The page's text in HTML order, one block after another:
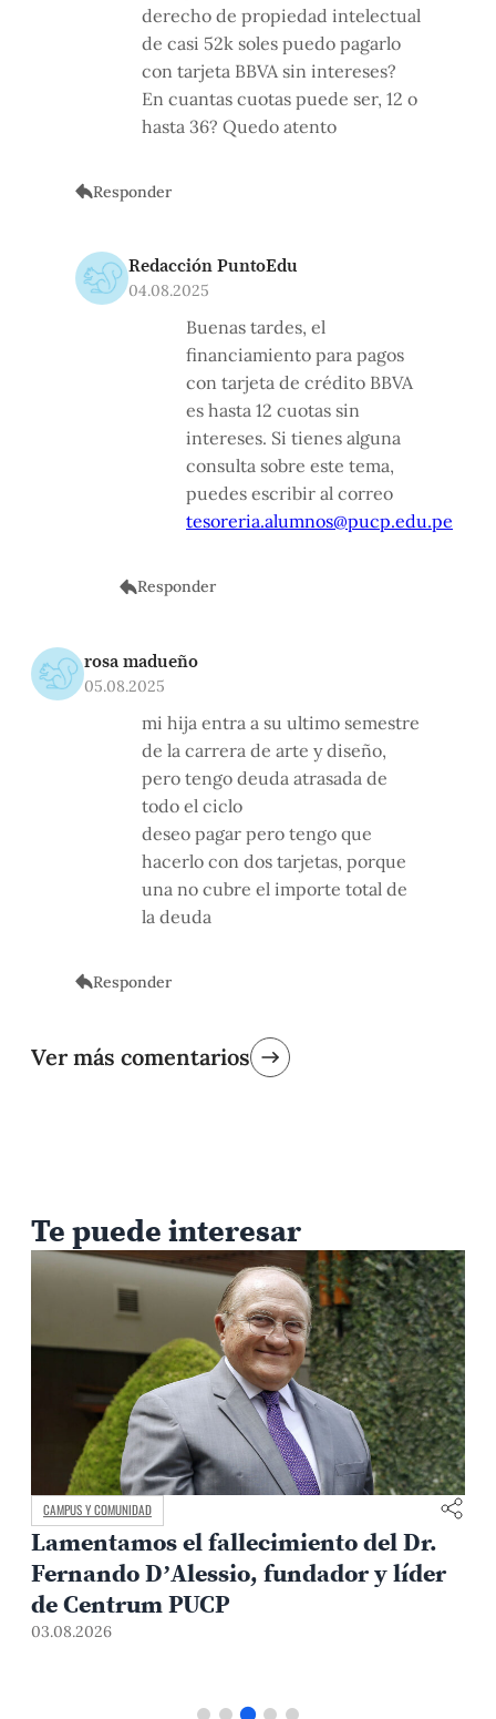
derecho de propiedad intelectual
de casi 52k soles puedo pagarlo
con tarjeta BBVA sin intereses?
En cuantas cuotas puede ser, 12 o
hasta 36? Quedo atento
Responder
Redacción PuntoEdu
04.08.2025
Buenas tardes, el
financiamiento para pagos
con tarjeta de crédito BBVA
es hasta 12 cuotas sin
intereses. Si tienes alguna
consulta sobre este tema,
puedes escribir al correo
tesoreria.alumnos@pucp.edu.pe
Responder
rosa madueño
05.08.2025
mi hija entra a su ultimo semestre
de la carrera de arte y diseño,
pero tengo deuda atrasada de
todo el ciclo
deseo pagar pero tengo que
hacerlo con dos tarjetas, porque
una no cubre el importe total de
la deuda
Responder
Ver más comentarios
Te puede interesar
CAMPUS Y COMUNIDAD
Lamentamos el fallecimiento del Dr.
Fernando D’Alessio, fundador y líder
de Centrum PUCP
03.08.2026